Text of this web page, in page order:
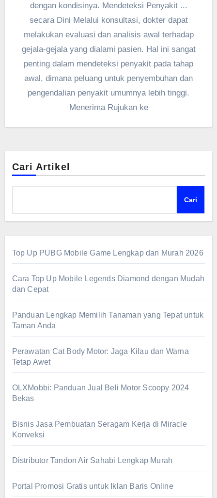
dengan kondisinya. Mendeteksi Penyakit ...
secara Dini Melalui konsultasi, dokter dapat
melakukan evaluasi dan analisis awal terhadap
gejala-gejala yang dialami pasien. Hal ini sangat
penting dalam mendeteksi penyakit pada tahap
awal, dimana peluang untuk penyembuhan dan
pengendalian penyakit umumnya lebih tinggi.
Menerima Rujukan ke
Cari Artikel
Cari
Top Up PUBG Mobile Game Lengkap dan Murah 2026
Cara Top Up Mobile Legends Diamond dengan Mudah
dan Cepat
Panduan Lengkap Memilih Tanaman yang Tepat untuk
Taman Anda
Perawatan Cat Body Motor: Jaga Kilau dan Warna
Tetap Awet
OLXMobbi: Panduan Jual Beli Motor Scoopy 2024
Bekas
Bisnis Jasa Pembuatan Seragam Kerja di Miracle
Konveksi
Distributor Tandon Air Sahabi Lengkap Murah
Portal Promosi Gratis untuk Iklan Baris Online